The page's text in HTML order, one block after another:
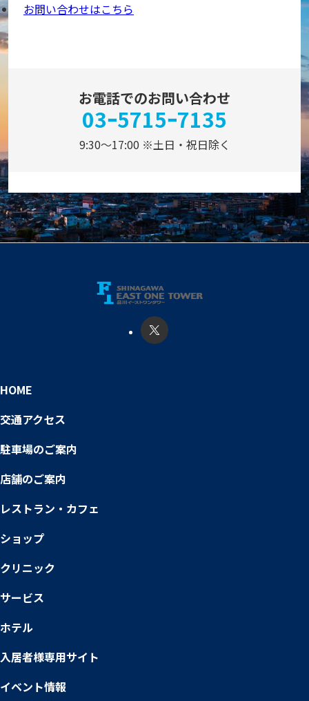
お問い合わせはこちら
お電話でのお問い合わせ
03ｰ5715ｰ7135
9:30～17:00 ※土日・祝日除く
HOME
交通アクセス
駐車場のご案内
店舗のご案内
レストラン・カフェ
ショップ
クリニック
サービス
ホテル
入居者様専用サイト
イベント情報